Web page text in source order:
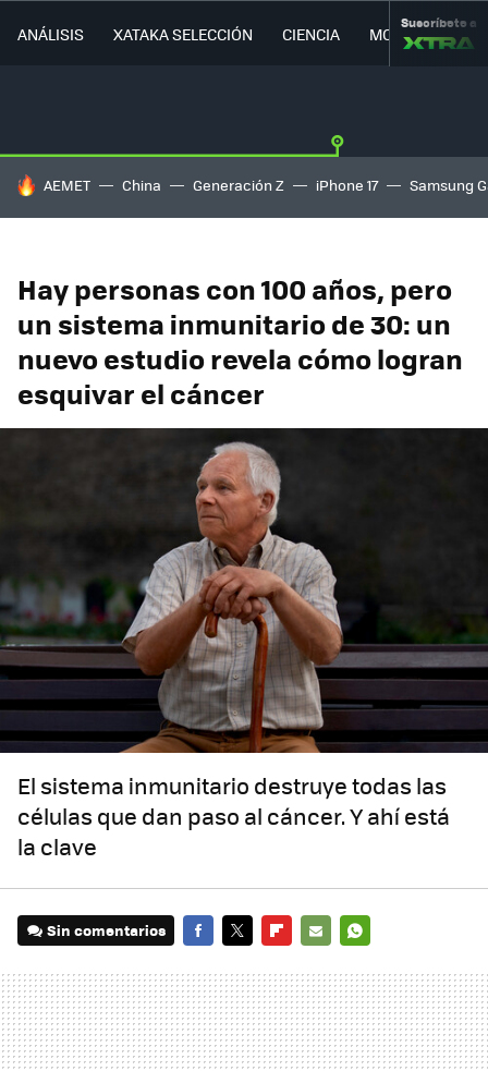
ANÁLISIS XATAKA SELECCIÓN CIENCIA MOVILIDAD
Suscríbete a
HOY SE HABLA DE
AEMET China Generación Z iPhone 17 Samsung
Hay personas con 100 años, pero
un sistema inmunitario de 30: un
nuevo estudio revela cómo logran
esquivar el cáncer
El sistema inmunitario destruye todas las
células que dan paso al cáncer. Y ahí está
la clave
Sin comentarios
MAIL